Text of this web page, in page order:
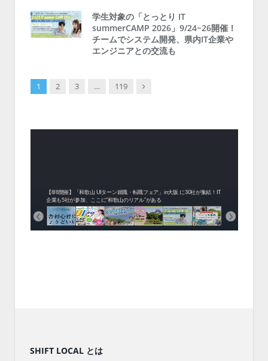
学生対象の「とっとり IT
summerCAMP 2026」9/24~26開催！
チームでシステム開発、県内IT企業や
エンジニアとの交流も
1 2 3 … 119 Next
【8/8開催】「和歌山 UIターン就職・転職フェア」in大阪 に30社が集結！IT
企業も5社が参加、ここに“和歌山のリアル”がある
SHIFT LOCAL とは